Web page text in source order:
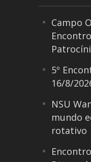
Campo
5º
16/8/
NSU
mundo
rotativo